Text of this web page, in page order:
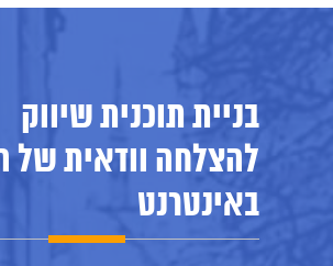
בניית תוכנית שיווק
להצלחה וודאית של
באינטרנט